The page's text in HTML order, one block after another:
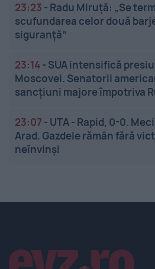
23:23 - Radu Miruță: „Se
scufundarea celor două
siguranţă”
23:14- SUA intensifică
Moscovei. Senatorii
sancțiuni majore împotriva
23:07 - UTA - Rapid, 0-0.
Arad. Gazdele rămân fără
neînvinși
Linkuri utile